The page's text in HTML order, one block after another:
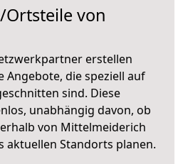
Ortsteile von
erstellen
Angebote, die speziell auf
sind. Diese
unabhängig davon, ob
von Mittelmeiderich
aktuellen Standorts planen.